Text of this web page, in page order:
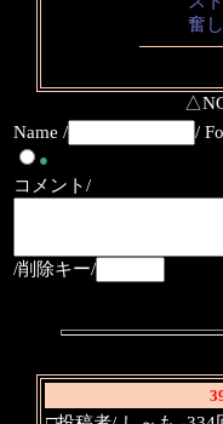
奮
Name /
/
●
コメント/
/削除キー/